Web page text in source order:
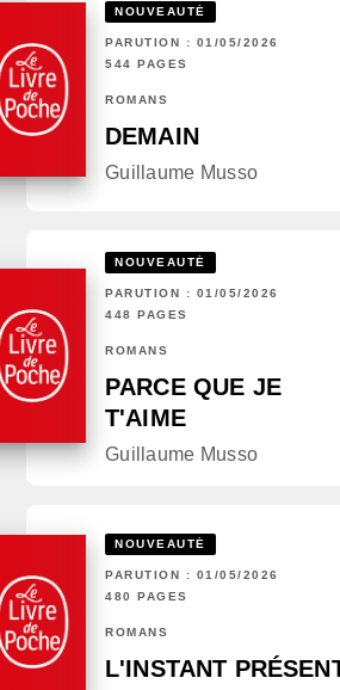
NOUVEAUTÉ
PARUTION : 01/05/2026
544 PAGES
ROMANS
DEMAIN
Guillaume Musso
NOUVEAUTÉ
PARUTION : 01/05/2026
448 PAGES
ROMANS
PARCE QUE JE
T'AIME
Guillaume Musso
NOUVEAUTÉ
PARUTION : 01/05/2026
480 PAGES
ROMANS
L'INSTANT